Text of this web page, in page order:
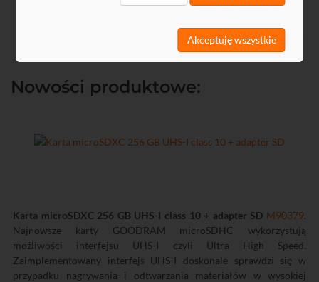
Akceptuję wszystkie
Nowości produktowe:
Karta microSDXC 256 GB UHS-I class 10 + adapter SD M90379.
Najnowsze karty GOODRAM microSDHC wykorzystują
możliwości interfejsu UHS-I czyli Ultra High Speed.
Zaimplementowany interfejs UHS-I doskonale sprawdzi się w
przypadku nagrywania i odtwarzania materiałów w wysokiej